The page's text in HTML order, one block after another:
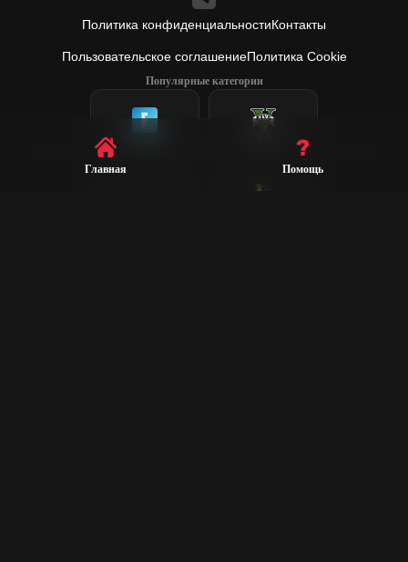
Политика конфиденциальностиКонтакты
Пользовательское соглашениеПолитика Cookie
Популярные категории
Главная Помощь